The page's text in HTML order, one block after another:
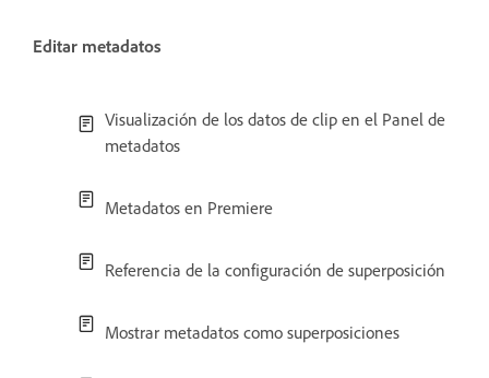
Editar metadatos
Visualización de los datos de clip en el Panel de
metadatos
Metadatos en Premiere
Referencia de la configuración de superposición
Mostrar metadatos como superposiciones